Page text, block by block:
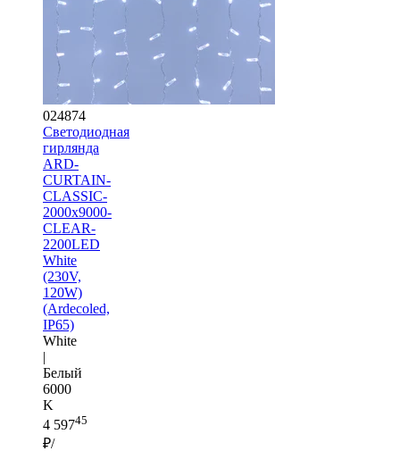
024874
Светодиодная
гирлянда
ARD-
CURTAIN-
CLASSIC-
2000x9000-
CLEAR-
2200LED
White
(230V,
120W)
(Ardecoled,
IP65)
White
|
Белый
6000
K
4 59745
₽/